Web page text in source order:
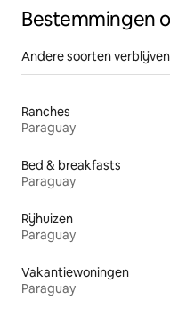
Bestemmingen
Andere soorten verblijven
Ranches
Paraguay
Bed & breakfasts
Paraguay
Rijhuizen
Paraguay
Vakantiewoningen
Paraguay